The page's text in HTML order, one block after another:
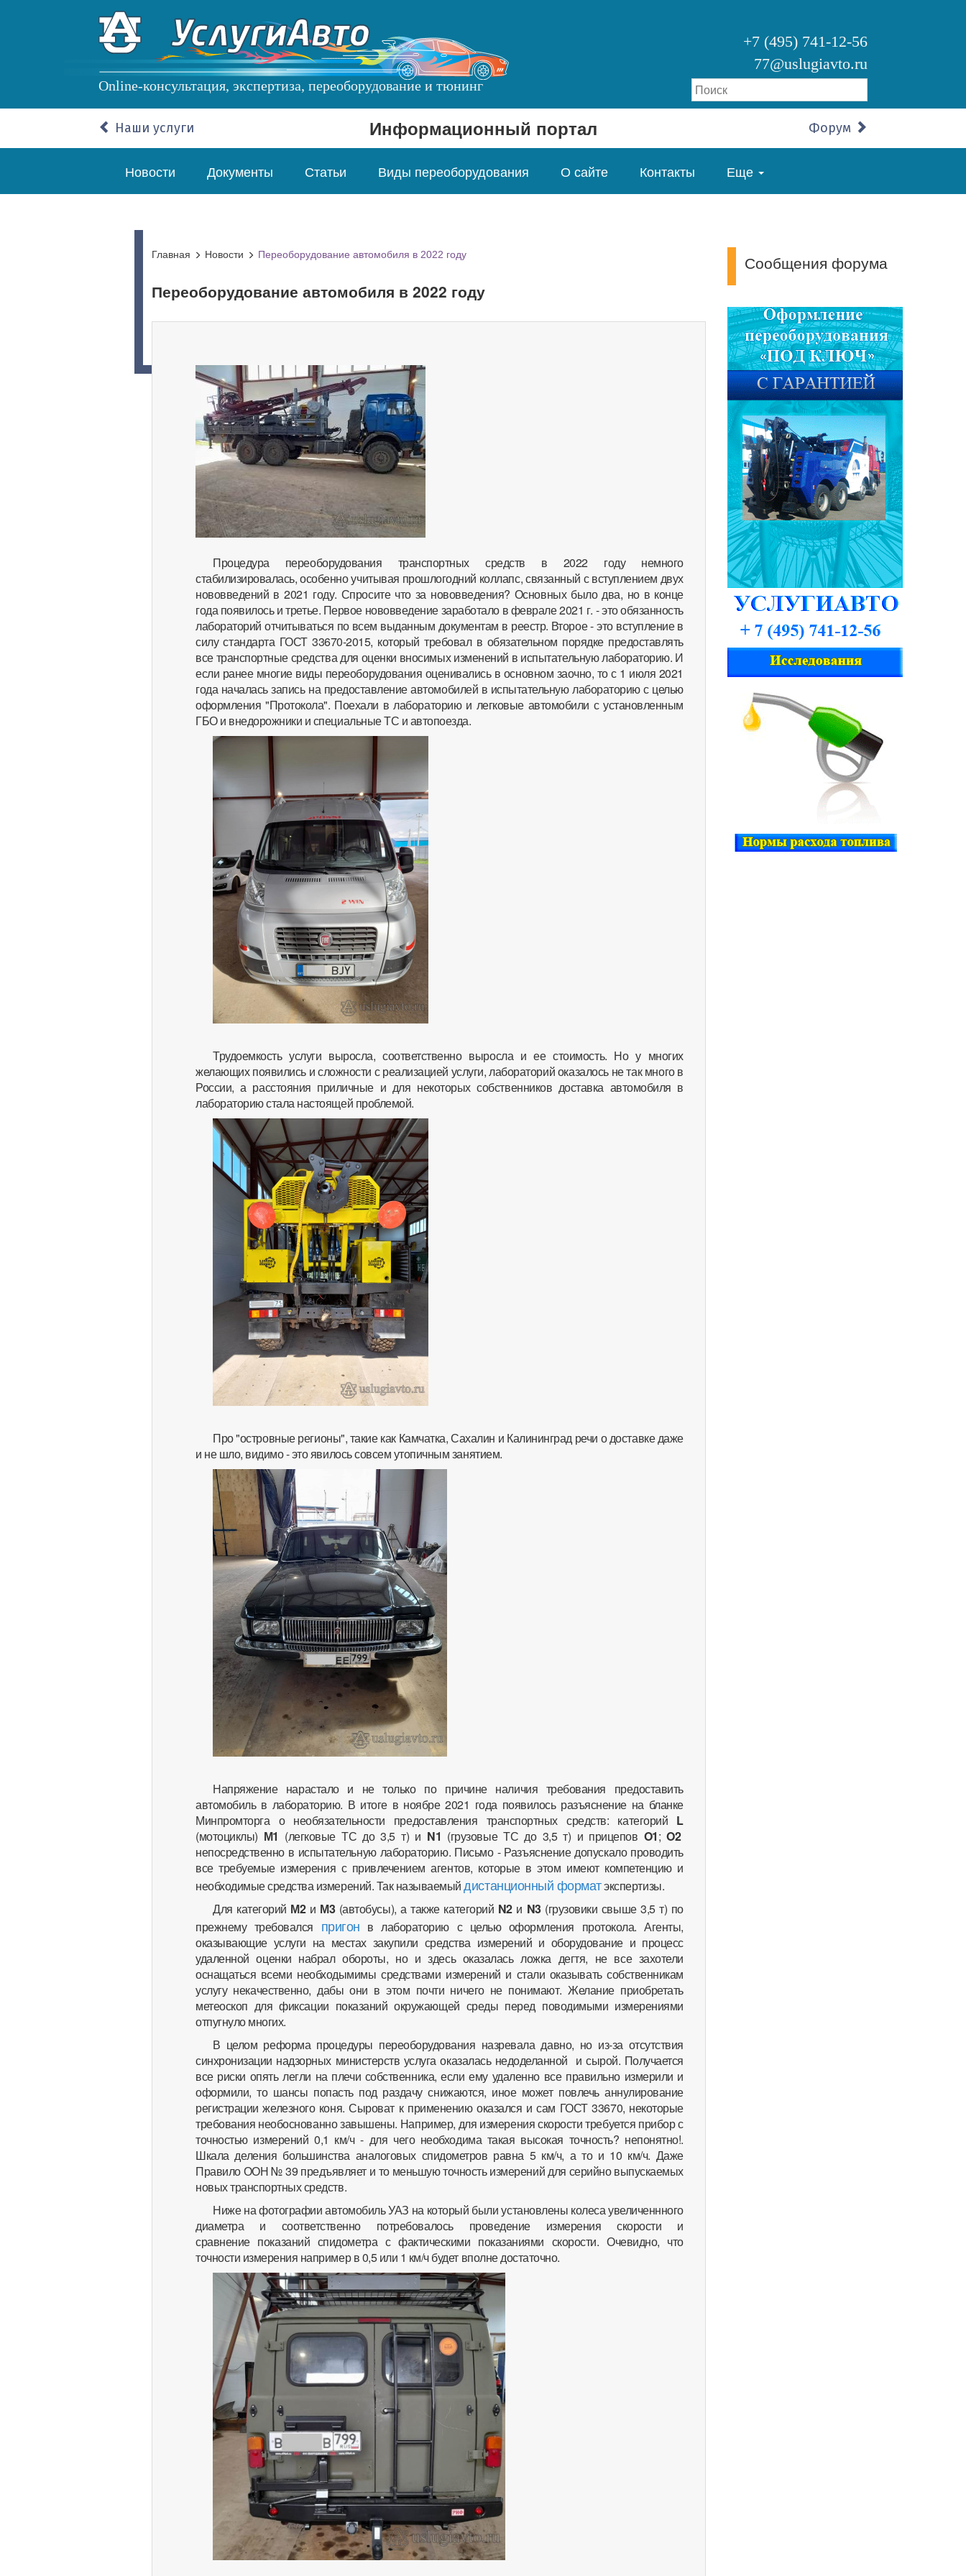
Online-консультация, экспертиза, переоборудование и тюнинг
+7 (495) 741-12-56
77@uslugiavto.ru
Наши услуги Информационный портал Форум
навигация
Новости Документы Статьи Виды переоборудования О сайте Контакты Еще
Главная Новости Переоборудование автомобиля в 2022 году
Переоборудование автомобиля в 2022 году
Процедура переоборудования транспортных средств в 2022 году немного
стабилизировалась, особенно учитывая прошлогодний коллапс, связанный с вступлением двух
нововведений в 2021 году. Спросите что за нововведения? Основных было два, но в конце
года появилось и третье. Первое нововведение заработало в феврале 2021 г. - это обязанность
лабораторий отчитываться по всем выданным документам в реестр. Второе - это вступление в
силу стандарта ГОСТ 33670-2015, который требовал в обязательном порядке предоставлять
все транспортные средства для оценки вносимых изменений в испытательную лабораторию. И
если ранее многие виды переоборудования оценивались в основном заочно, то с 1 июля 2021
года началась запись на предоставление автомобилей в испытательную лабораторию с целью
оформления "Протокола". Поехали в лабораторию и легковые автомобили с установленным
ГБО и внедорожники и специальные ТС и автопоезда.
Трудоемкость услуги выросла, соответственно выросла и ее стоимость. Но у многих
желающих появились и сложности с реализацией услуги, лабораторий оказалось не так много в
России, а расстояния приличные и для некоторых собственников доставка автомобиля в
лабораторию стала настоящей проблемой.
Про "островные регионы", такие как Камчатка, Сахалин и Калининград речи о доставке даже
и не шло, видимо - это явилось совсем утопичным занятием.
Напряжение нарастало и не только по причине наличия требования предоставить
автомобиль в лабораторию. В итоге в ноябре 2021 года появилось разъяснение на бланке
Минпромторга о необязательности предоставления транспортных средств: категорий L
(мотоциклы) М1 (легковые ТС до 3,5 т) и N1 (грузовые ТС до 3,5 т) и прицепов O1;O2
непосредственно в испытательную лабораторию. Письмо - Разъяснение допускало проводить
все требуемые измерения с привлечением агентов, которые в этом имеют компетенцию и
необходимые средства измерений. Так называемыйдистанционный форматэкспертизы.
Для категорий М2и М3(автобусы), а также категорий N2и N3(грузовики свыше 3,5 т) по
прежнему требовался пригон в лабораторию с целью оформления протокола. Агенты,
оказывающие услуги на местах закупили средства измерений и оборудование и процесс
удаленной оценки набрал обороты, но и здесь оказалась ложка дегтя, не все захотели
оснащаться всеми необходымимы средствами измерений и стали оказывать собственникам
услугу некачественно, дабы они в этом почти ничего не понимают. Желание приобретать
метеоскоп для фиксации показаний окружающей среды перед поводимыми измерениями
отпугнуло многих.
В целом реформа процедуры переоборудования назревала давно, но из-за отсутствия
синхронизации надзорных министерств услуга оказалась недоделанной и сырой. Получается
все риски опять легли на плечи собственника, если ему удаленно все правильно измерили и
оформили, то шансы попасть под раздачу снижаются, иное может повлечь аннулирование
регистрации железного коня. Сыроват к применению оказался и сам ГОСТ 33670, некоторые
требования необоснованно завышены. Например, для измерения скорости требуется прибор с
точностью измерений 0,1 км/ч - для чего необходима такая высокая точность? непонятно!.
Шкала деления большинства аналоговых спидометров равна 5 км/ч, а то и 10 км/ч. Даже
Правило ООН № 39 предъявляет и то меньшую точность измерений для серийно выпускаемых
новых транспортных средств.
Ниже на фотографии автомобиль УАЗ на который были установлены колеса увеличеннного
диаметра и соответственно потребовалось проведение измерения скорости и
сравнение показаний спидометра с фактическими показаниями скорости. Очевидно, что
точности измерения например в 0,5 или 1 км/ч будет вполне достаточно.
Сообщения форума